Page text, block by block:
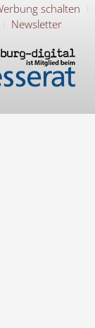
schalten
Newsletter